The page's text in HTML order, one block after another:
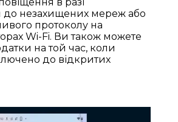
в разі
до незахищених мереж або
протоколу на
Wi-Fi. Ви також можете
на той час, коли
до відкритих